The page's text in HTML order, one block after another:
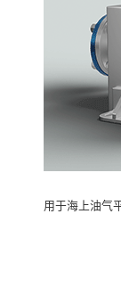
用于海上油气